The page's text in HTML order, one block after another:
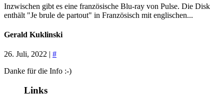
Inzwischen gibt es eine französische Blu-ray von Pulse. Die Disk
enthält "Je brule de partout" in Französisch mit englischen...
Gerald Kuklinski
26. Juli, 2022 | #
Danke für die Info :-)
Links